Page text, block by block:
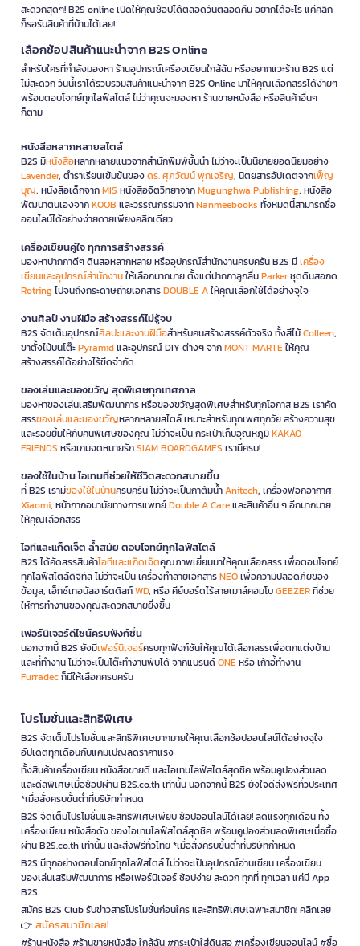
สะดวกสุดๆ! B2S online เปิดให้คุณช้อปได้ตลอดวันตลอดคืน อยากได้อะไร แค่คลิก
ก็รอรับสินค้าที่บ้านได้เลย!
เลือกช้อปสินค้าแนะนำจาก B2S Online
สำหรับใครที่กำลังมองหา ร้านอุปกรณ์เครื่องเขียนใกล้ฉัน หรืออยากแวะร้าน B2S แต่
ไม่สะดวก วันนี้เราได้รวบรวมสินค้าแนะนำจาก B2S Online มาให้คุณเลือกสรรได้ง่ายๆ
พร้อมตอบโจทย์ทุกไลฟ์สไตล์ ไม่ว่าคุณจะมองหา ร้านขายหนังสือ หรือสินค้าอื่นๆ
ก็ตาม
หนังสือหลากหลายสไตล์
B2S มีหนังสือหลากหลายแนวจากสำนักพิมพ์ชั้นนำ ไม่ว่าจะเป็นนิยายยอดนิยมอย่าง
Lavender, ตำราเรียนเข้มข้นของดร. ศุภวัฒน์ พุกเจริญ, นิตยสารอัปเดตจากเพ็ญ
บุญ, หนังสือเด็กจากMIS หนังสือจิตวิทยาจากMugunghwa Publishing, หนังสือ
พัฒนาตนเองจากKOOB และวรรณกรรมจากNanmeebooks ทั้งหมดนี้สามารถซื้อ
ออนไลน์ได้อย่างง่ายดายเพียงคลิกเดียว
เครื่องเขียนคู่ใจ ทุกการสร้างสรรค์
มองหาปากกาดีๆ ดินสอหลากหลาย หรืออุปกรณ์สำนักงานครบครัน B2S มีเครื่อง
เขียนและอุปกรณ์สำนักงานให้เลือกมากมาย ตั้งแต่ปากกาลูกลื่นParkerชุดดินสอกด
Rotringไปจนถึงกระดาษถ่ายเอกสารDOUBLE Aให้คุณเลือกใช้ได้อย่างจุใจ
งานศิลป์ งานฝีมือ สร้างสรรค์ไม่รู้จบ
B2S จัดเต็มอุปกรณ์ศิลปะและงานฝีมือสำหรับคนสร้างสรรค์ตัวจริง ทั้งสีไม้Colleen,
ขาตั้งไม้บนโต๊ะPyramidและอุปกรณ์ DIY ต่างๆ จากMONT MARTEให้คุณ
สร้างสรรค์ได้อย่างไร้ขีดจำกัด
ของเล่นและของขวัญ สุดพิเศษทุกเทศกาล
มองหาของเล่นเสริมพัฒนาการ หรือของขวัญสุดพิเศษสำหรับทุกโอกาส B2S เราคัด
สรรของเล่นและของขวัญหลากหลายสไตล์ เหมาะสำหรับทุกเพศทุกวัย สร้างความสุข
และรอยยิ้มให้กับคนพิเศษของคุณ ไม่ว่าจะเป็น กระเป๋าเก็บอุณหภูมิKAKAO
FRIENDS หรือเกมจดหมายรักSIAM BOARDGAMES เรามีครบ!
ของใช้ในบ้าน ไอเทมที่ช่วยให้ชีวิตสะดวกสบายขึ้น
ที่ B2S เรามีของใช้ในบ้านครบครัน ไม่ว่าจะเป็นกาต้มน้ำAnitech, เครื่องฟอกอากาศ
Xiaomi, หน้ากากอนามัยทางการแพทย์Double A Careและสินค้าอื่น ๆ อีกมากมาย
ให้คุณเลือกสรร
ไอทีและแก็ดเจ็ต ล้ำสมัย ตอบโจทย์ทุกไลฟ์สไตล์
B2S ได้คัดสรรสินค้าไอทีและแก็ดเจ็ตคุณภาพเยี่ยมมาให้คุณเลือกสรร เพื่อตอบโจทย์
ทุกไลฟ์สไตล์ดิจิทัล ไม่ว่าจะเป็น เครื่องทำลายเอกสารNEOเพื่อความปลอดภัยของ
ข้อมูล, เอ็กซ์เทอนัลฮาร์ดดิสก์WD, หรือ คีย์บอร์ดไร้สายเมาส์คอมโบGEEZERที่ช่วย
ให้การทำงานของคุณสะดวกสบายยิ่งขึ้น
เฟอร์นิเจอร์ดีไซน์ครบฟังก์ชั่น
นอกจากนี้ B2S ยังมีเฟอร์นิเจอร์ครบทุกฟังก์ชันให้คุณได้เลือกสรรเพื่อตกแต่งบ้าน
และที่ทำงาน ไม่ว่าจะเป็นโต๊ะทำงานพับได้ จากแบรนด์ONEหรือ เก้าอี้ทำงาน
Furradecก็มีให้เลือกครบครัน
โปรโมชั่นและสิทธิพิเศษ
B2S จัดเต็มโปรโมชั่นและสิทธิพิเศษมากมายให้คุณเลือกช้อปออนไลน์ได้อย่างจุใจ
อัปเดตทุกเดือนกับแคมเปญลดราคาแรง
ทั้งสินค้าเครื่องเขียน หนังสือขายดี และไอเทมไลฟ์สไตล์สุดชิค พร้อมคูปองส่วนลด
และดีลพิเศษเมื่อช้อปผ่าน B2S.co.th เท่านั้น นอกจากนี้ B2S ยังใจดีส่งฟรีทั่วประเทศ
*เมื่อสั่งครบขั้นต่ำที่บริษัทกำหนด
B2S จัดเต็มโปรโมชั่นและสิทธิพิเศษเพียบ ช้อปออนไลน์ได้เลย! ลดแรงทุกเดือน ทั้ง
เครื่องเขียน หนังสือดัง ของไอเทมไลฟ์สไตล์สุดชิค พร้อมคูปองส่วนลดพิเศษเมื่อซื้อ
ผ่าน B2S.co.th เท่านั้น และส่งฟรีทั่วไทย *เมื่อสั่งครบขั้นต่ำที่บริษัทกำหนด
B2S มีทุกอย่างตอบโจทย์ทุกไลฟ์สไตล์ ไม่ว่าจะเป็นอุปกรณ์อ่านเขียน เครื่องเขียน
ของเล่นเสริมพัฒนาการ หรือเฟอร์นิเจอร์ ช้อปง่าย สะดวก ทุกที่ ทุกเวลา แค่มี App
B2S
สมัคร B2S Club รับข่าวสารโปรโมชั่นก่อนใคร และสิทธิพิเศษเฉพาะสมาชิก! คลิกเลย
👉 สมัครสมาชิกเลย!
#ร้านหนังสือ #ร้านขายหนังสือ ใกล้ฉัน #กระเป๋าใส่ดินสอ #เครื่องเขียนออนไลน์ #ซื้อ